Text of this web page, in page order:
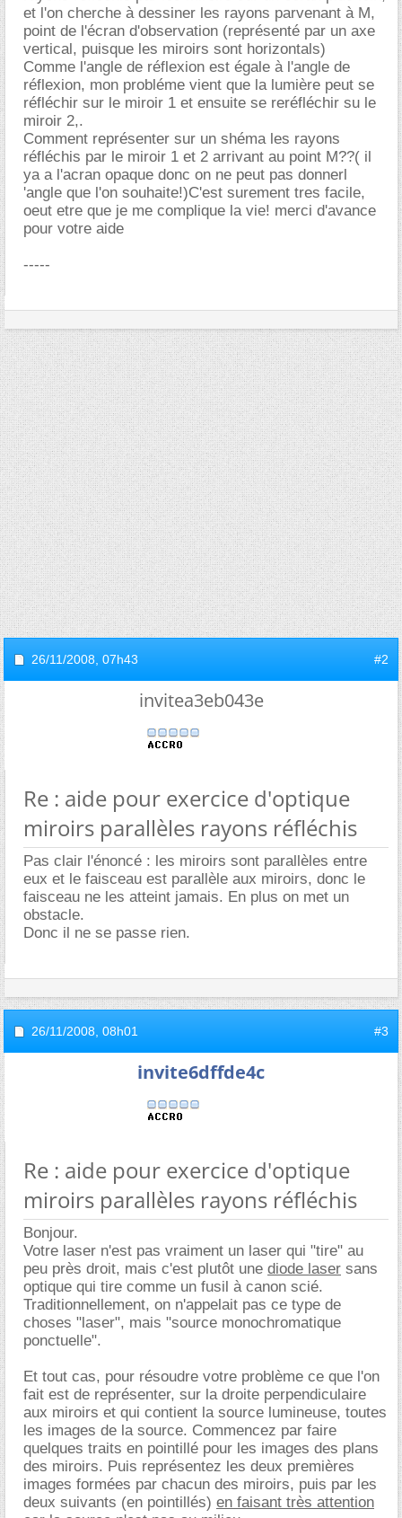
et l'on cherche à dessiner les rayons parvenant à M,
point de l'écran d'observation (représenté par un axe
vertical, puisque les miroirs sont horizontals)
Comme l'angle de réflexion est égale à l'angle de
réflexion, mon probléme vient que la lumière peut se
réfléchir sur le miroir 1 et ensuite se reréfléchir su le
miroir 2,.
Comment représenter sur un shéma les rayons
réfléchis par le miroir 1 et 2 arrivant au point M??( il
ya a l'acran opaque donc on ne peut pas donnerl
'angle que l'on souhaite!)C'est surement tres facile,
oeut etre que je me complique la vie! merci d'avance
pour votre aide
-----
26/11/2008, 07h43 #2
invitea3eb043e
Re : aide pour exercice d'optique
miroirs parallèles rayons réfléchis
Pas clair l'énoncé : les miroirs sont parallèles entre
eux et le faisceau est parallèle aux miroirs, donc le
faisceau ne les atteint jamais. En plus on met un
obstacle.
Donc il ne se passe rien.
26/11/2008, 08h01 #3
invite6dffde4c
Re : aide pour exercice d'optique
miroirs parallèles rayons réfléchis
Bonjour.
Votre laser n'est pas vraiment un laser qui "tire" au
peu près droit, mais c'est plutôt une diode laser sans
optique qui tire comme un fusil à canon scié.
Traditionnellement, on n'appelait pas ce type de
choses "laser", mais "source monochromatique
ponctuelle".
Et tout cas, pour résoudre votre problème ce que l'on
fait est de représenter, sur la droite perpendiculaire
aux miroirs et qui contient la source lumineuse, toutes
les images de la source. Commencez par faire
quelques traits en pointillé pour les images des plans
des miroirs. Puis représentez les deux premières
images formées par chacun des miroirs, puis par les
deux suivants (en pointillés) en faisant très attention